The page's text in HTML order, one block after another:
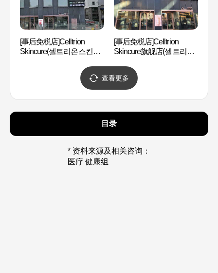
[事后免税店]Celltrion
Skincure(셀트리온스킨큐
[事后免税店]Celltrion
Skincure旗舰店(셀트리온
查看更多
目录
* 资料来源及相关咨询：
医疗 健康组